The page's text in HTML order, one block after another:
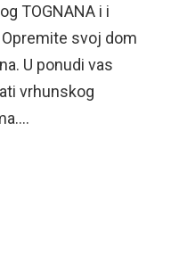
TOGNANA i i
svoj dom
U ponudi vas
vrhunskog